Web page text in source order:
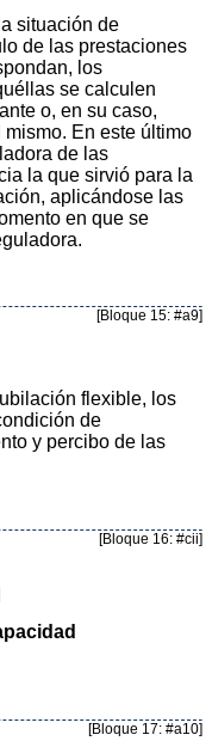
situación de
de las prestaciones
los
se calculen
o, en su caso,
En este último
de las
la que sirvió para la
aplicándose las
en que se
[Bloque 15: #a9]
flexible, los
de
y percibo de las
[Bloque 16: #cii]
[Bloque 17: #a10]